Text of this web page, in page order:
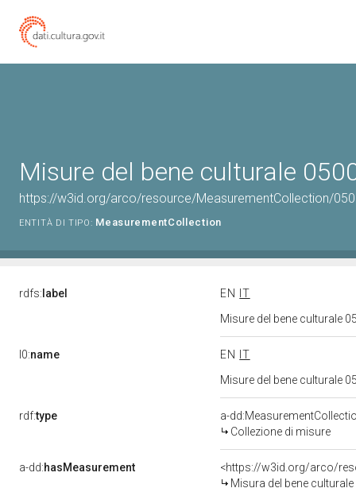
Misure del bene culturale
https://w3id.org/arco/resource/MeasurementCollection/
ENTITÀ DI TIPO: MeasurementCollection
rdfs: label EN
IT
Misure del bene culturale
l0:name EN
IT
Misure del bene culturale
rdf:type
a-
Collezione di misure
a-dd:hasMeasurement
<https://w3id.org/arco/
Misura del bene